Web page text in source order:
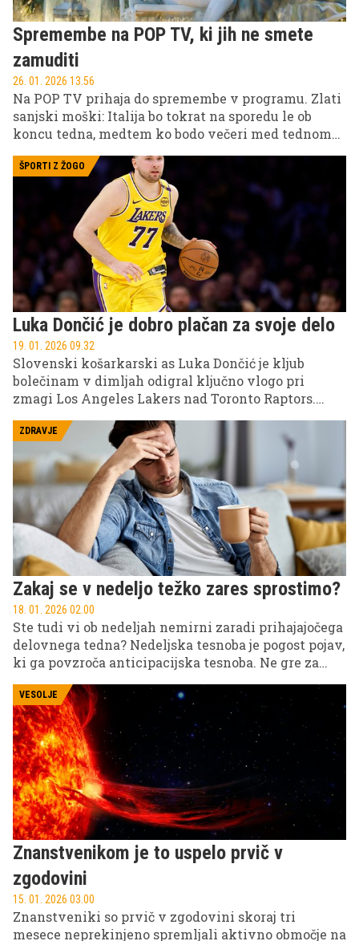
Spremembe na POP TV, ki jih ne smete
zamuditi
26. 01. 2026 13.56
Na POP TV prihaja do spremembe v programu. Zlati
sanjski moški: Italija bo tokrat na sporedu le ob
koncu tedna, medtem ko bodo večeri med tednom
rezervirani za priljubljeno serijo Botri. V
nadaljevanju preverite, kdaj ju lahko spremljate.
ŠPORTI Z ŽOGO
Luka Dončić je dobro plačan za svoje delo
19. 01. 2026 09.32
Slovenski košarkarski as Luka Dončić je kljub
bolečinam v dimljah odigral ključno vlogo pri
zmagi Los Angeles Lakers nad Toronto Raptors.
ZDRAVJE
Zakaj se v nedeljo težko zares sprostimo?
18. 01. 2026 02.00
Ste tudi vi ob nedeljah nemirni zaradi prihajajočega
delovnega tedna? Nedeljska tesnoba je pogost pojav,
ki ga povzroča anticipacijska tesnoba. Ne gre za
življenju ne deluje optimalno. Izvedite, kako se
soočiti z njo.
VESOLJE
Znanstvenikom je to uspelo prvič v
zgodovini
15. 01. 2026 03.00
Znanstveniki so prvič v zgodovini skoraj tri
mesece neprekinjeno spremljali aktivno območje na